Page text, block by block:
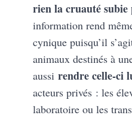
rien la cruauté
information rend
cynique puisqu’il
animaux destinés à
aussi rendre celle-ci
acteurs privés : les
laboratoire ou les